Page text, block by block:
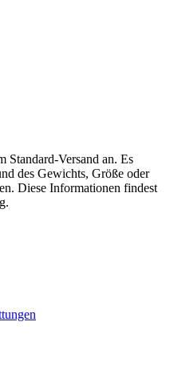
Standard-Versand an. Es
des Gewichts, Größe oder
Diese Informationen findest